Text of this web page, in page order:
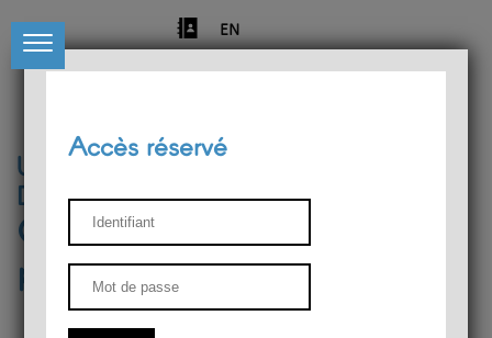
EN
Université de Liège
Département de philosophie
Centre de recherches
phénoménologiques
Accès réservé